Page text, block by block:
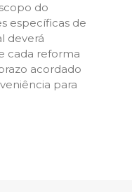
do
específicas de
deverá
cada reforma
acordado
para